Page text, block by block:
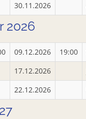
30.11.2026
2026
09.12.2026 19:00
17.12.2026
22.12.2026